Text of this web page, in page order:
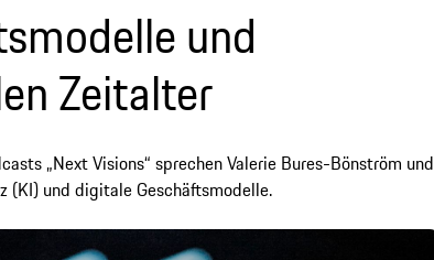
und
Zeitalter
„Next Visions“ sprechen Valerie Bures-Bönström und
(KI) und digitale Geschäftsmodelle.